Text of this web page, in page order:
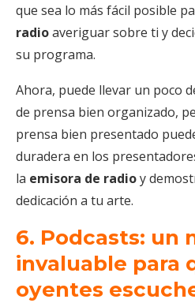
que sea lo más fácil posible
radioaveriguar sobre ti y
su programa.
Ahora, puede llevar un poco
de prensa bien organizado,
prensa bien presentado
duradera en los
la emisora de radioy
dedicación a tu arte.
6. Podcasts: un
invaluable para
oyentes